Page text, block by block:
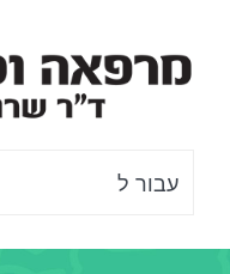
לתוכן
עבור ל